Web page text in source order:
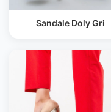
Sandale Doly Gri